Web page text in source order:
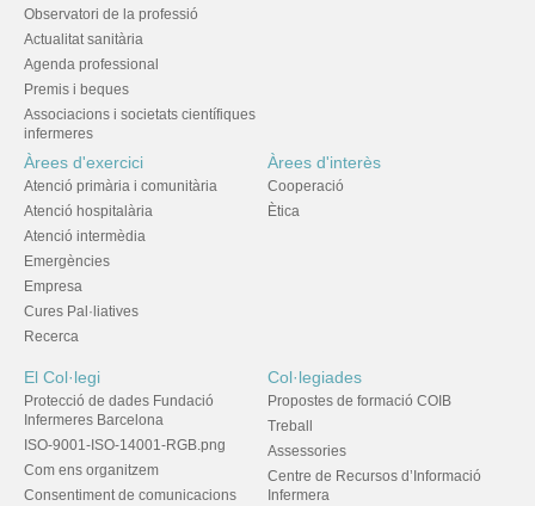
Observatori de la professió
Actualitat sanitària
Agenda professional
Premis i beques
Associacions i societats científiques
infermeres
Àrees d'exercici
Atenció primària i comunitària
Atenció hospitalària
Atenció intermèdia
Emergències
Empresa
Cures Pal·liatives
Recerca
Àrees d'interès
Cooperació
Ètica
El Col·legi
Protecció de dades Fundació
Infermeres Barcelona
ISO-9001-ISO-14001-RGB.png
Com ens organitzem
Consentiment de comunicacions
Col·legiades
Propostes de formació COIB
Treball
Assessories
Centre de Recursos d’Informació
Infermera